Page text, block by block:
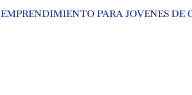
EMPRENDIMIENTO PARA JOVENES DE